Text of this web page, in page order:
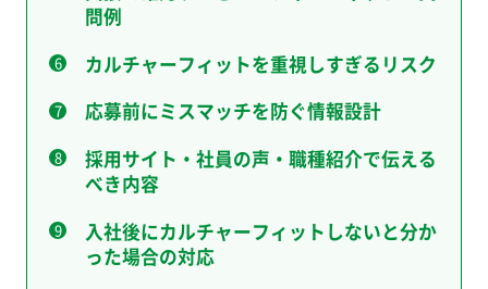
問例
カルチャーフィットを重視しすぎるリスク
応募前にミスマッチを防ぐ情報設計
採用サイト・社員の声・職種紹介で伝える
べき内容
入社後にカルチャーフィットしないと分か
った場合の対応